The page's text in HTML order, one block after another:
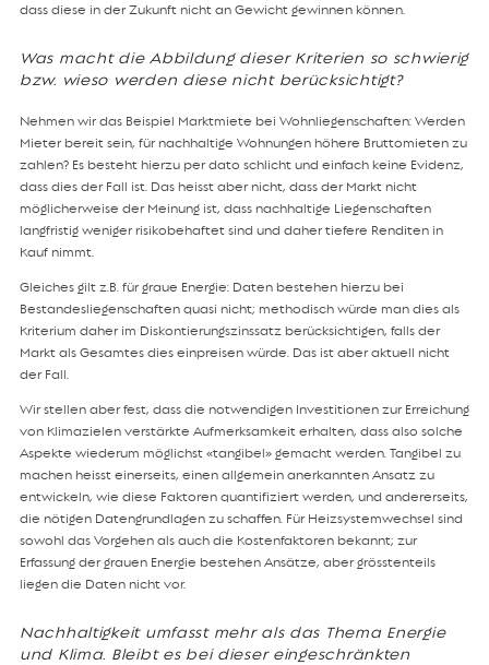
dass diese in der Zukunft nicht an Gewicht gewinnen können.
Was macht die Abbildung dieser Kriterien so schwierig
bzw. wieso werden diese nicht berücksichtigt?
Nehmen wir das Beispiel Marktmiete bei Wohnliegenschaften: Werden
Mieter bereit sein, für nachhaltige Wohnungen höhere Bruttomieten zu
zahlen? Es besteht hierzu per dato schlicht und einfach keine Evidenz,
dass dies der Fall ist. Das heisst aber nicht, dass der Markt nicht
möglicherweise der Meinung ist, dass nachhaltige Liegenschaften
langfristig weniger risikobehaftet sind und daher tiefere Renditen in
Kauf nimmt.
Gleiches gilt z.B. für graue Energie: Daten bestehen hierzu bei
Bestandesliegenschaften quasi nicht; methodisch würde man dies als
Kriterium daher im Diskontierungszinssatz berücksichtigen, falls der
Markt als Gesamtes dies einpreisen würde. Das ist aber aktuell nicht
der Fall.
Wir stellen aber fest, dass die notwendigen Investitionen zur Erreichung
von Klimazielen verstärkte Aufmerksamkeit erhalten, dass also solche
Aspekte wiederum möglichst «tangibel» gemacht werden. Tangibel zu
machen heisst einerseits, einen allgemein anerkannten Ansatz zu
entwickeln, wie diese Faktoren quantifiziert werden, und andererseits,
die nötigen Datengrundlagen zu schaffen. Für Heizsystemwechsel sind
sowohl das Vorgehen als auch die Kostenfaktoren bekannt; zur
Erfassung der grauen Energie bestehen Ansätze, aber grösstenteils
liegen die Daten nicht vor.
Nachhaltigkeit umfasst mehr als das Thema Energie
und Klima. Bleibt es bei dieser eingeschränkten